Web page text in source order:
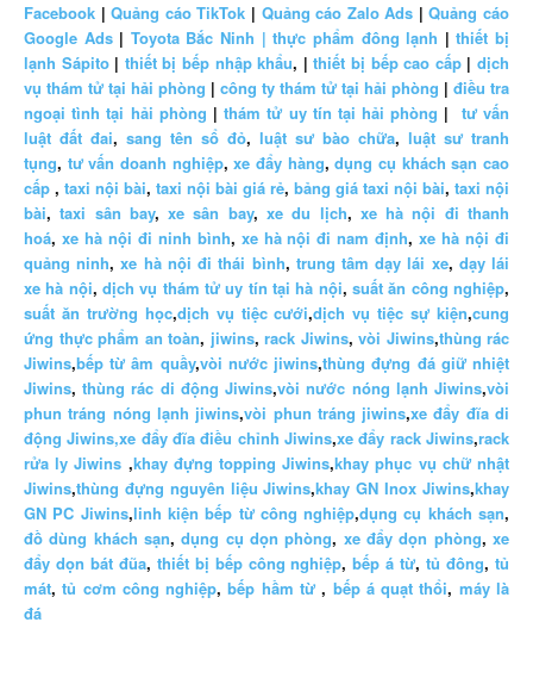
Facebook |Quảng cáo TikTok | Quảng cáo Zalo Ads |Quảng cáo
Google Ads| Toyota Bắc Ninh | thực phẩm đông lạnh |thiết bị
lạnh Sápito | thiết bị bếp nhập khẩu, |thiết bị bếp cao cấp|dịch
vụ thám tử tại hải phòng | công ty thám tử tại hải phòng | điều tra
ngoại tình tại hải phòng |thám tử uy tín tại hải phòng | tư vấn
luật đất đai, sang tên sổ đỏ, luật sư bào chữa, luật sư tranh
tụng, tư vấn doanh nghiệp,xe đẩy hàng,dụng cụ khách sạn cao
cấp , taxi nội bài, taxi nội bài giá rẻ, bảng giá taxi nội bài, taxi nội
bài,taxi sân bay,xe sân bay,xe du lịch, xe hà nội đi thanh
hoá, xe hà nội đi ninh bình, xe hà nội đi nam định,xe hà nội đi
quảng ninh,xe hà nội đi thái bình, trung tâm dạy lái xe, dạy lái
xe hà nội,dịch vụ thám tử uy tín tại hà nội,suất ăn công nghiệp,
suất ăn trường học,dịch vụ tiệc cưới,dịch vụ tiệc sự kiện,cung
ứng thực phẩm an toàn, jiwins, rack Jiwins, vòi Jiwins,thùng rác
Jiwins,bếp từ âm quầy,vòi nước jiwins,thùng đựng đá giữ nhiệt
Jiwins,thùng rác di động Jiwins,vòi nước nóng lạnh Jiwins,vòi
phun tráng nóng lạnh jiwins,vòi phun tráng jiwins,xe đẩy đĩa di
động Jiwins,xe đẩy đĩa điều chỉnh Jiwins,xe đẩy rack Jiwins,rack
rửa ly Jiwins ,khay đựng topping Jiwins,khay phục vụ chữ nhật
Jiwins,thùng đựng nguyên liệu Jiwins,khay GN Inox Jiwins,khay
GN PC Jiwins,linh kiện bếp từ công nghiệp,dụng cụ khách sạn,
đồ dùng khách sạn,dụng cụ dọn phòng, xe đẩy dọn phòng,xe
đẩy dọn bát đũa, thiết bị bếp công nghiệp,bếp á từ,tủ đông,tủ
mát,tủ cơm công nghiệp,bếp hầm từ , bếp á quạt thổi, máy là
đá